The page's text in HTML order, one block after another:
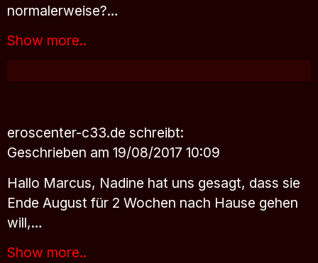
normalerweise?…
Show more..
eroscenter-c33.de schreibt:
Geschrieben am 19/08/2017 10:09
Hallo Marcus, Nadine hat uns gesagt, dass sie
Ende August für 2 Wochen nach Hause gehen
will,…
Show more..